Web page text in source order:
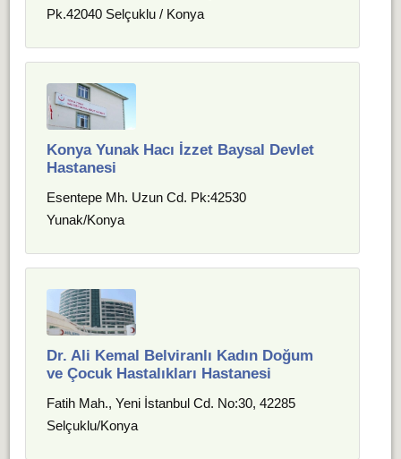
Pk.42040 Selçuklu / Konya
Konya Yunak Hacı İzzet Baysal Devlet
Hastanesi
Esentepe Mh. Uzun Cd. Pk:42530
Yunak/Konya
Dr. Ali Kemal Belviranlı Kadın Doğum
ve Çocuk Hastalıkları Hastanesi
Fatih Mah., Yeni İstanbul Cd. No:30, 42285
Selçuklu/Konya